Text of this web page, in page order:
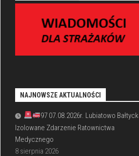
NAJNOWSZE AKTUALNOŚCI
97 07.08.2026r. Lubiatowo
Izolowane Zdarzenie Ratownictwa
Medycznego
8 sierpnia 2026